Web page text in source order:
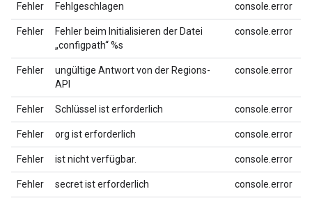
Fehler Fehlgeschlagen console.error
Fehler
Fehler beim Initialisieren der Datei
„configpath“ %s
console.error
Fehler
ungültige Antwort von der Regions-
API
console.error
Fehler Schlüssel ist erforderlich console.error
Fehler org ist erforderlich console.error
Fehler ist nicht verfügbar. console.error
Fehler secret ist erforderlich console.error